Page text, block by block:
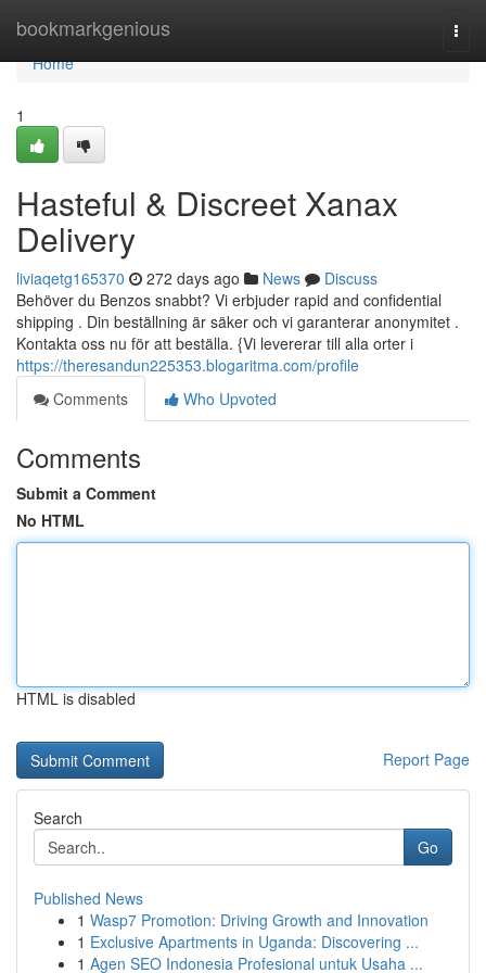
bookmarkgenious
Home
Home
1
Hasteful & Discreet Xanax
Delivery
liviaqetg165370 272 days ago News
Discuss
Behöver du Benzos snabbt? Vi erbjuder rapid and confidential
shipping . Din beställning är säker och vi garanterar anonymitet .
Kontakta oss nu för att beställa. {Vi levererar till alla orter i
https://theresandun225353.blogaritma.com/profile
Comments
Who Upvoted
Comments
Submit a Comment
No HTML
HTML is disabled
Report Page
Search
Go
Published News
1 Wasp7 Promotion: Driving Growth and Innovation
1 Exclusive Apartments in Uganda: Discovering ...
1 Agen SEO Indonesia Profesional untuk Usaha ...